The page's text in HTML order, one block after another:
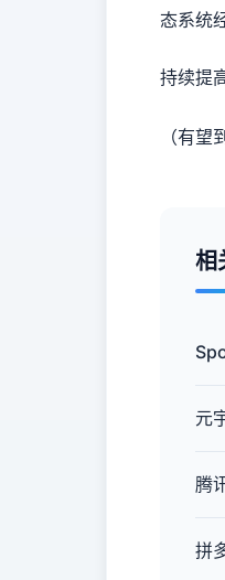
态系统
持续提
（有
相
元
腾
拼